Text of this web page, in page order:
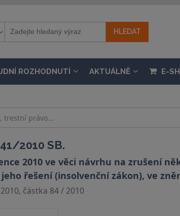
ROZHODNUTÍ AKTUÁLNĚ E-
2010 SB.
2010 ve věci návrhu na zrušení
jeho řešení (insolvenční zákon), ve
částka 84 / 2010